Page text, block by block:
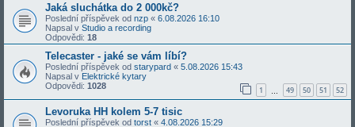
Jaká sluchátka do 2 000kč?
Poslední příspěvek od nzp « 6.08.2026 16:10
Napsal v Studio a recording
Odpovědi: 18
Telecaster - jaké se vám líbí?
Poslední příspěvek od starypard « 5.08.2026 15:43
Napsal v Elektrické kytary
Odpovědi: 1028 1 49 50 51 52
Levoruka HH kolem 5-7 tisic
Poslední příspěvek od torst « 4.08.2026 15:29